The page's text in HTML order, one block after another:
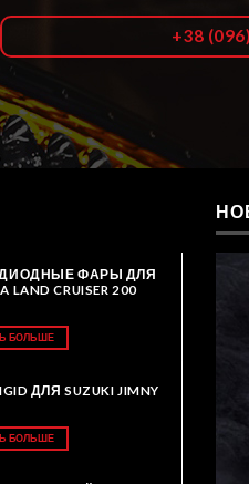
+38
ФАРЫ ДЛЯ
LAND CRUISER 200
БОЛЬШЕ
ДЛЯ SUZUKI JIMNY
БОЛЬШЕ